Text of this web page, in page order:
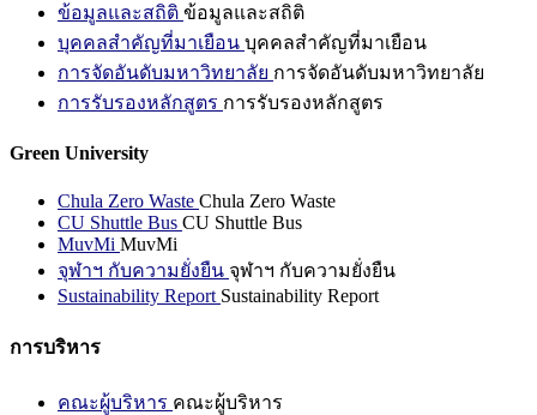
ข้อมูลและสถิติ ข้อมูลและสถิติ
บุคคลสำคัญที่มาเยือน บุคคลสำคัญที่มาเยือน
การจัดอันดับมหาวิทยาลัย การจัดอันดับมหาวิทยาลัย
การรับรองหลักสูตร การรับรองหลักสูตร
Green University
Chula Zero Waste Chula Zero Waste
CU Shuttle Bus CU Shuttle Bus
MuvMi MuvMi
จุฬาฯ กับความยั่งยืน จุฬาฯ กับความยั่งยืน
Sustainability Report Sustainability Report
การบริหาร
คณะผู้บริหาร คณะผู้บริหาร